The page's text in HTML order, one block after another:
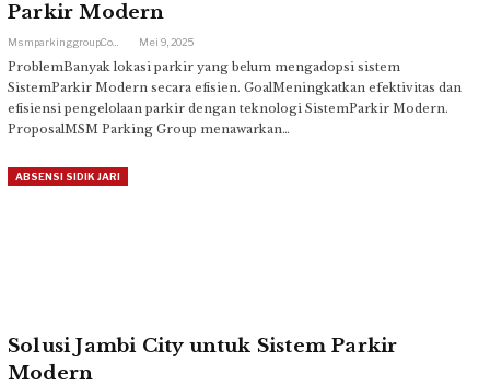
Parkir Modern
Mei 9, 2025
ProblemBanyak lokasi parkir yang belum mengadopsi sistem
SistemParkir Modern secara efisien. GoalMeningkatkan efektivitas dan
efisiensi pengelolaan parkir dengan teknologi SistemParkir Modern.
ProposalMSM Parking Group menawarkan…
ABSENSI SIDIK JARI
Solusi Jambi City untuk Sistem Parkir
Modern